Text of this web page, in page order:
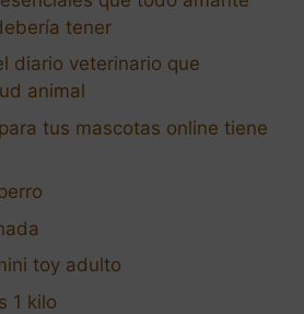
tener
diario veterinario que
animal
tus mascotas online tiene
toy adulto
1 kilo